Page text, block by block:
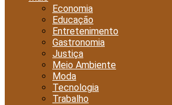
Economia
Educação
Entretenimento
Gastronomia
Justiça
Meio Ambiente
Moda
Tecnologia
Trabalho